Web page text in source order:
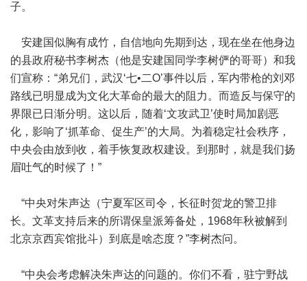
子。
安建国似胸有成竹，自信地向先期到达，现在坐在他身边
的县政府秘书李树杰（他是安建国同学李树俨的哥哥）和我
们宣称：“弟兄们，武汉‘七•二Ο’事件以后，军内带枪的刘邓
路线已明显成为文化大革命的最大的阻力。而造反与保守的
界限已日渐分明。这以后，随着‘文攻武卫’使时局加剧恶
化，影响了‘抓革命、促生产’的大局。为着稳定社会秩序，
中央会由放到收，着手恢复政权建设。到那时，就是我们扬
眉吐气的时候了！”
“中央对朱声达（宁夏军区司令，长征时贺龙的警卫排
长。文革支持后来的所谓保皇派筹备处，1968年秋被解到
北京京西宾馆批斗）到底是啥态度？”李树杰问。
“中央会考虑解决朱声达的问题的。你们不看，驻宁野战